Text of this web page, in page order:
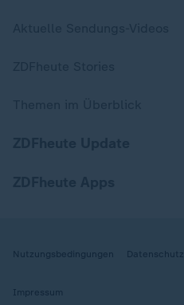
Nutzungsbedingungen Datenschutz
Impressum